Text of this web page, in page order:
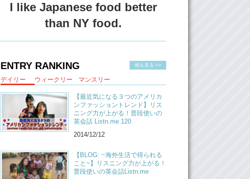
I like Japanese food better
than NY food.
他も見る >>
ENTRY RANKING
デイリー ウィークリー マンスリー
【最近気になる３つのアメリカ
ンファッショントレンド】リス
ニング力が上がる！普段使いの
英会話 Listn.me 120
2014/12/12
【BLOG: ~海外生活で得られる
こと~】リスニング力が上がる！
普段使いの英会話Listn.me